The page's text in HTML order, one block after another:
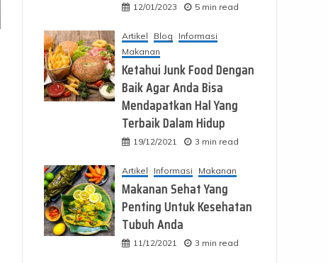
12/01/2023 5 min read
Artikel Blog
Informasi
Makanan
Ketahui Junk Food Dengan
Baik Agar Anda Bisa
Mendapatkan Hal Yang
Terbaik Dalam Hidup
19/12/2021 3 min read
Artikel Informasi Makanan
Makanan Sehat Yang
Penting Untuk Kesehatan
Tubuh Anda
11/12/2021 3 min read